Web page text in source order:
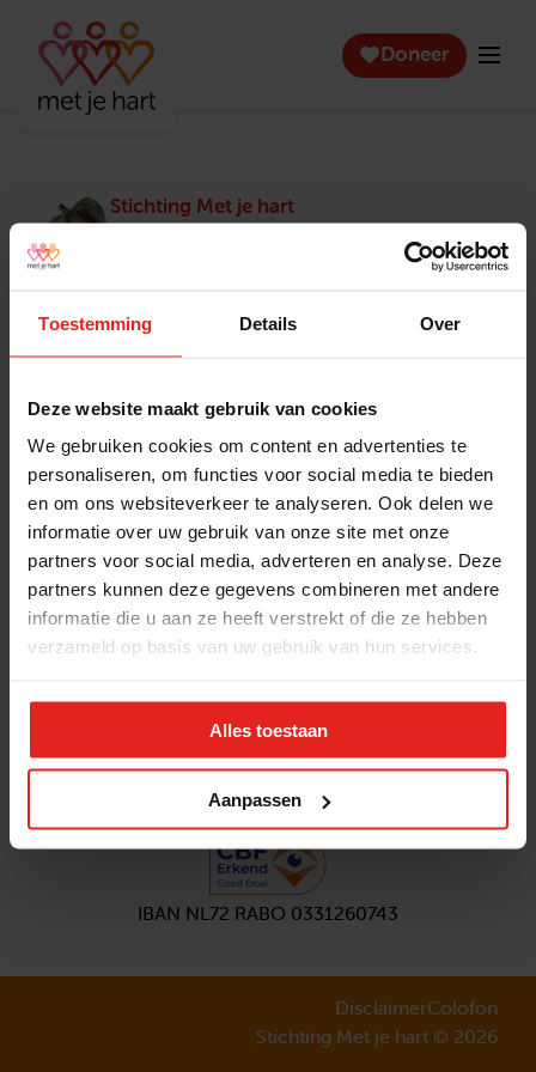
Toestemming Details Over
Deze website maakt gebruik van cookies
We gebruiken cookies om content en advertenties te
personaliseren, om functies voor social media te bieden
en om ons websiteverkeer te analyseren. Ook delen we
informatie over uw gebruik van onze site met onze
partners voor social media, adverteren en analyse. Deze
partners kunnen deze gegevens combineren met andere
informatie die u aan ze heeft verstrekt of die ze hebben
verzameld op basis van uw gebruik van hun services.
Alles toestaan
Aanpassen
Doneer
Stichting Met je hart
Stichting Met je hart laat ouderen die zich
eenzaam voelen weer genieten en inspireert
winnaar van het Appeltje van Oranje.
Actuele vacatures
Pers en media
Jaarverslag 2025
Contact
Klachtenprocedure
Privacyverklaring
Opzeggen
Volg ons
Aanmeldennieuwsbrief
IBAN NL72 RABO 0331260743
DisclaimerColofon
Stichting Met je hart © 2026